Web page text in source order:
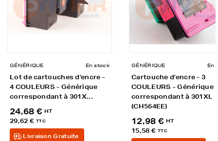
GÉNÉRIQUE En stock
Lot de cartouches d'encre -
4 COULEURS - Générique
correspondant à 301X...
24,68 € HT
29,62 € TTC
Livraison Gratuite
GÉNÉRIQUE En
Cartouche d'encre - 3
COULEURS - Générique
correspondant à 301XL
(CH564EE)
12,98 € HT
15,58 € TTC